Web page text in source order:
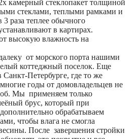
камерный стеклопакет толщиной
стеклами, теплыми рамками и
раза теплее обычного
в картирах.
высокую влажность на
от морского порта нашими
коттеджный поселок. Еще
Санкт-Петербурге, где то же
годы от домовладельцев не
Мы применяем только
брус, который при
обрабатываем
чтобы влага не смогла
После завершения стройки